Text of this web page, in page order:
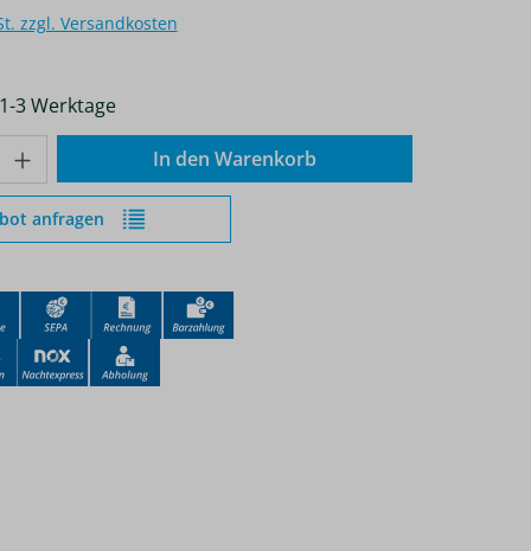
zzgl. Versandkosten
3 Werktage
Gib den gewünschten Wert ein
In den Warenkorb
anfragen